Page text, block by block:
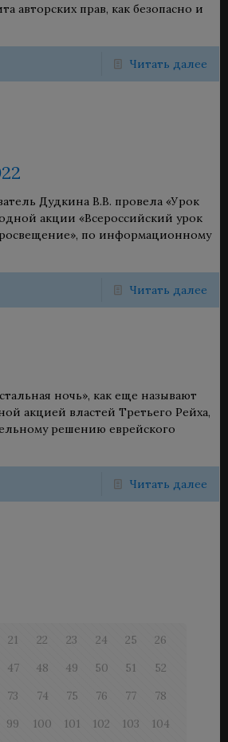
авторских прав, как безопасно и
Читать далее
Дудкина В.В. провела «Урок
акции «Всероссийский урок
по информационному
Читать далее
ночь», как еще называют
акцией властей Третьего Рейха,
решению еврейского
Читать далее
21 22 23 24 25
26
47 48 49 50 51
52
73 74 75 76 77
78
99 100 101 102 103
104